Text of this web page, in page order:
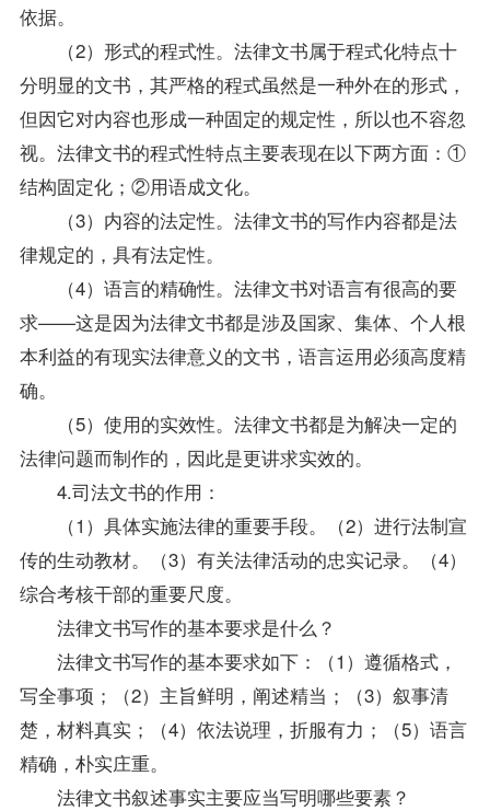
依据。
（2）形式的程式性。法律文书属于程式化特点十
分明显的文书，其严格的程式虽然是一种外在的形式，
但因它对内容也形成一种固定的规定性，所以也不容忽
视。法律文书的程式性特点主要表现在以下两方面：①
结构固定化；②用语成文化。
（3）内容的法定性。法律文书的写作内容都是法
律规定的，具有法定性。
（4）语言的精确性。法律文书对语言有很高的要
求——这是因为法律文书都是涉及国家、集体、个人根
本利益的有现实法律意义的文书，语言运用必须高度精
确。
（5）使用的实效性。法律文书都是为解决一定的
法律问题而制作的，因此是更讲求实效的。
4.司法文书的作用：
（1）具体实施法律的重要手段。（2）进行法制宣
传的生动教材。（3）有关法律活动的忠实记录。（4）
综合考核干部的重要尺度。
法律文书写作的基本要求是什么？
法律文书写作的基本要求如下：（1）遵循格式，
写全事项；（2）主旨鲜明，阐述精当；（3）叙事清
楚，材料真实；（4）依法说理，折服有力；（5）语言
精确，朴实庄重。
法律文书叙述事实主要应当写明哪些要素？